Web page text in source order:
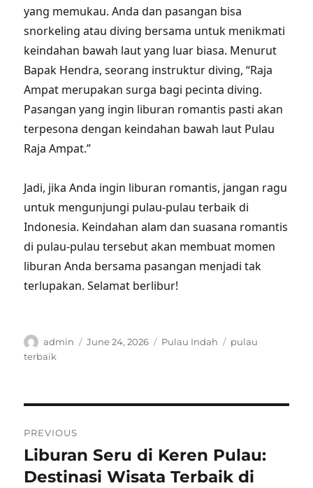
yang memukau. Anda dan pasangan bisa
snorkeling atau diving bersama untuk menikmati
keindahan bawah laut yang luar biasa. Menurut
Bapak Hendra, seorang instruktur diving, “Raja
Ampat merupakan surga bagi pecinta diving.
Pasangan yang ingin liburan romantis pasti akan
terpesona dengan keindahan bawah laut Pulau
Raja Ampat.”
Jadi, jika Anda ingin liburan romantis, jangan ragu
untuk mengunjungi pulau-pulau terbaik di
Indonesia. Keindahan alam dan suasana romantis
di pulau-pulau tersebut akan membuat momen
liburan Anda bersama pasangan menjadi tak
terlupakan. Selamat berlibur!
Author
admin
Posted
June 24, 2026 Categories
Pulau Indah Tags
pulau
terbaik
navigation
PREVIOUS
Previous
post:
Liburan Seru di Keren Pulau:
Destinasi Wisata Terbaik di